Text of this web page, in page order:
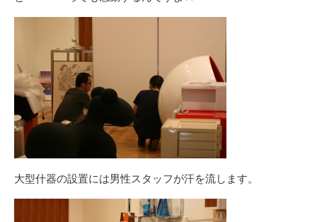
大型什器の設置には男性スタッフが汗を流します。